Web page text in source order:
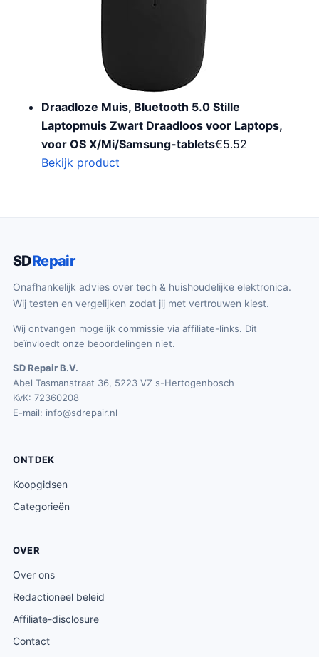
Draadloze Muis, Bluetooth 5.0 Stille
Laptopmuis Zwart Draadloos voor Laptops,
voor OS X/Mi/Samsung-tablets€5.52
Bekijk product
SDRepair
Onafhankelijk advies over tech & huishoudelijke elektronica.
Wij testen en vergelijken zodat jij met vertrouwen kiest.
Wij ontvangen mogelijk commissie via affiliate-links. Dit
beïnvloedt onze beoordelingen niet.
SD Repair B.V.
Abel Tasmanstraat 36, 5223 VZ s-Hertogenbosch
KvK: 72360208
E-mail: info@sdrepair.nl
ONTDEK
Koopgidsen
Categorieën
OVER
Over ons
Redactioneel beleid
Affiliate-disclosure
Contact